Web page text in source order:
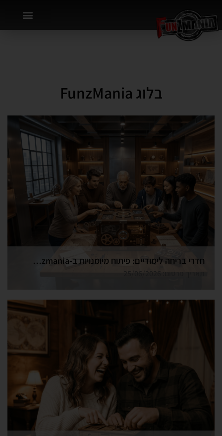
בלוג FunzMania
חדרי בריחה לימודיים: פיתוח מיומנויות ב-Funzmania
תאריך פרסום: 25/06/2026